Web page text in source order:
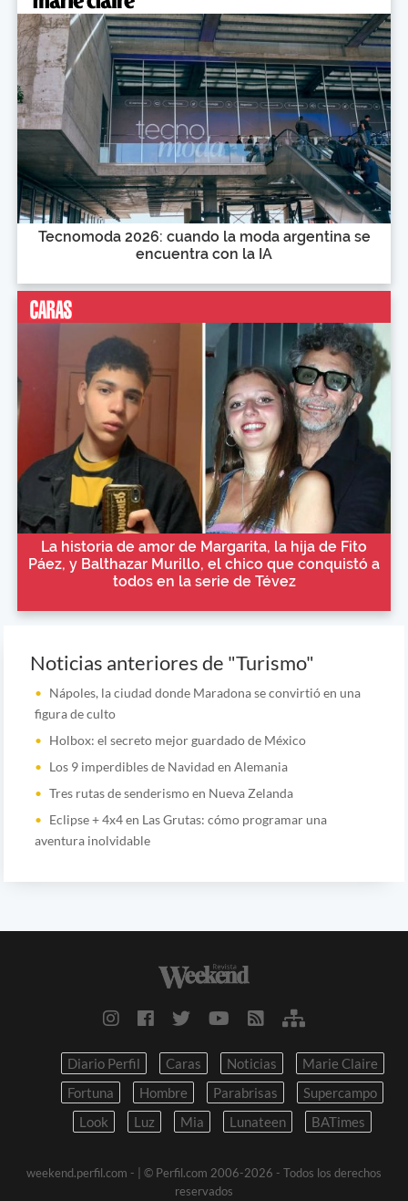
Tecnomoda 2026: cuando la moda argentina se
encuentra con la IA
La historia de amor de Margarita, la hija de Fito
Páez, y Balthazar Murillo, el chico que conquistó a
todos en la serie de Tévez
Noticias anteriores de "Turismo"
Nápoles, la ciudad donde Maradona se convirtió en una
figura de culto
Holbox: el secreto mejor guardado de México
Los 9 imperdibles de Navidad en Alemania
Tres rutas de senderismo en Nueva Zelanda
Eclipse + 4x4 en Las Grutas: cómo programar una
aventura inolvidable
Diario Perfil Caras Noticias
Marie Claire
Fortuna
Hombre Parabrisas
Supercampo
Look
Luz Mia Lunateen BATimes
weekend.perfil.com -
| © Perfil.com 2006-2026 - Todos los derechos
reservados